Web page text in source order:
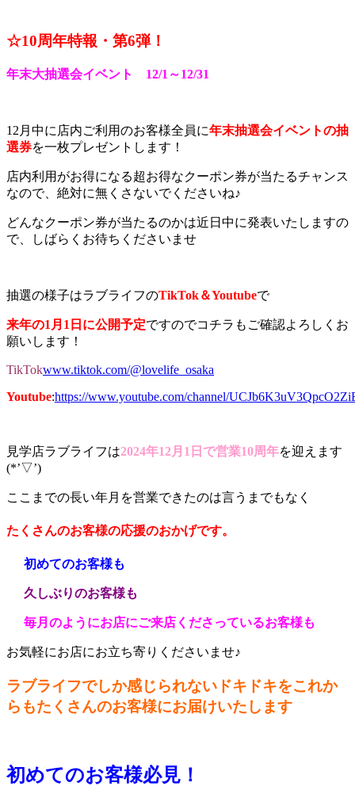
☆10周年特報・第6弾！
年末大抽選会イベント 12/1～12/31
12月中に店内ご利用のお客様全員に年末抽選会イベントの抽
選券を一枚プレゼントします！
店内利用がお得になる超お得なクーポン券が当たるチャンス
なので、絶対に無くさないでくださいね♪
どんなクーポン券が当たるのかは近日中に発表いたしますの
で、しばらくお待ちくださいませ
抽選の様子はラブライフのTikTok＆Youtubeで
来年の1月1日に公開予定ですのでコチラもご確認よろしくお
願いします！
TikTokwww.tiktok.com/@lovelife_osaka
Youtube:https://www.youtube.com/channel/
見学店ラブライフは2024年12月1日で営業10周年を迎えます
(*’▽’)
ここまでの長い年月を営業できたのは言うまでもなく
たくさんのお客様の応援のおかげです。
初めてのお客様も
久しぶりのお客様も
毎月のようにお店にご来店くださっているお客様も
お気軽にお店にお立ち寄りくださいませ♪
ラブライフでしか感じられないドキドキをこれか
らもたくさんのお客様にお届けいたします
初めてのお客様必見！